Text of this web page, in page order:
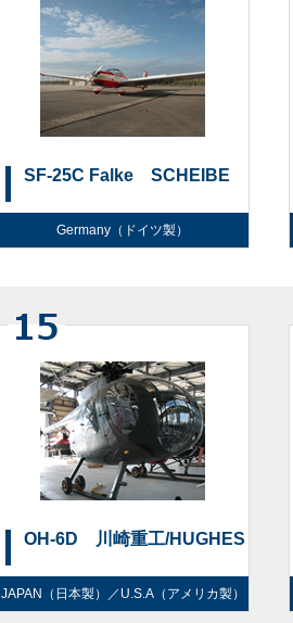
SF-25C Falke SCHEIBE
Germany（ドイツ製）
OH-6D 川崎重工/HUGHES
JAPAN（日本製）／U.S.A（アメリカ製）